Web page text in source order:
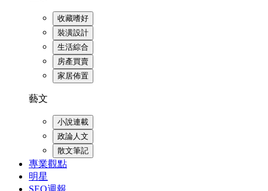
收藏嗜好
裝潢設計
生活綜合
房產買賣
家居佈置
藝文
小說連載
政論人文
散文筆記
專業觀點
明星
SEO週報